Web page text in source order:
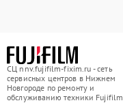
СЦ nnv.fujifilm-fixim.ru - сеть
сервисных центров в Нижнем
Новгороде по ремонту и
обслуживанию техники Fujifilm